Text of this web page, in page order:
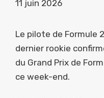
11 juin 2026
Le pilote de Formule
dernier rookie
du Grand Prix de
ce week-end.